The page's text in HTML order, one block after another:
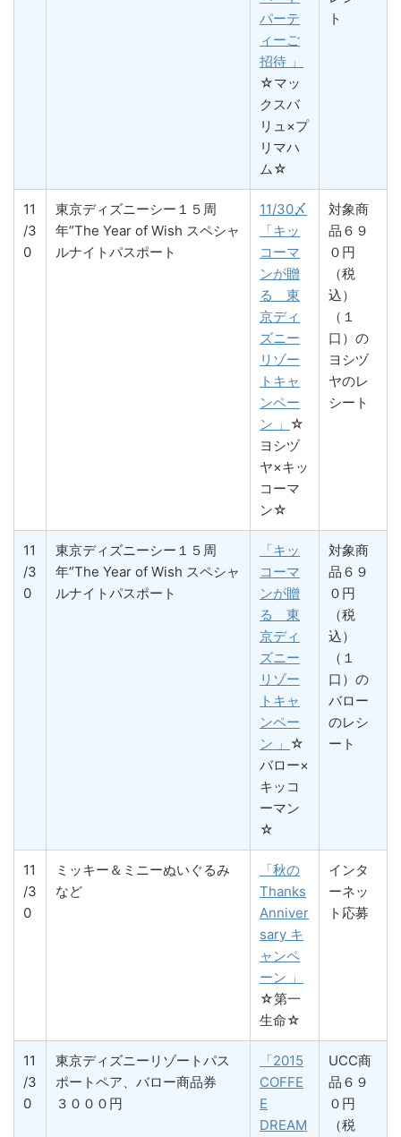
パーテ
ィーご
招待 」
☆マッ
クスバ
リュ×プ
リマハ
ム☆
ト
11
/3
0
東京ディズニーシー１５周
年”The Year of Wish スペシャ
ルナイトパスポート
11/30〆
「キッ
コーマ
ンが贈
る 東
京ディ
ズニー
リゾー
トキャ
ンペー
ン 」 ☆
ヨシヅ
ヤ×キッ
コーマ
ン☆
対象商
品６９
０円
（税
込）
（１
口）の
ヨシヅ
ヤのレ
シート
11
/3
0
東京ディズニーシー１５周
年”The Year of Wish スペシャ
ルナイトパスポート
「キッ
コーマ
ンが贈
る 東
京ディ
ズニー
リゾー
トキャ
ンペー
ン 」 ☆
バロー×
キッコ
ーマン
☆
対象商
品６９
０円
（税
込）
（１
口）の
バロー
のレシ
ート
11
/3
0
ミッキー＆ミニーぬいぐるみ
など
「秋の
Thanks
Anniver
sary キ
ャンペ
ーン 」
☆第一
生命☆
インタ
ーネッ
ト応募
11
/3
0
東京ディズニーリゾートパス
ポートペア、バロー商品券
３０００円
「2015
COFFE
E
DREAM
UCC商
品６９
０円
（税